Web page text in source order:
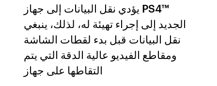
يؤدي نقل البيانات إلى جهاز PS4™‎
الجديد إلى إجراء تهيئة له، لذلك، ينبغي
نقل البيانات قبل بدء لقطات الشاشة
ومقاطع الفيديو عالية الدقة التي يتم